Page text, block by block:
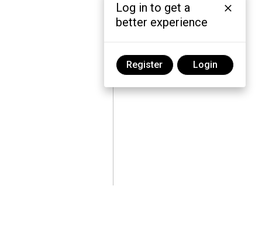
Log in to get a
better experience
Register Login